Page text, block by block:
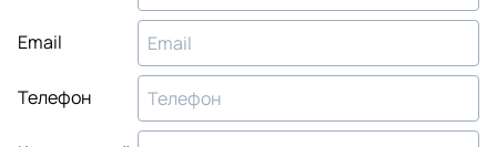
Email
Телефон